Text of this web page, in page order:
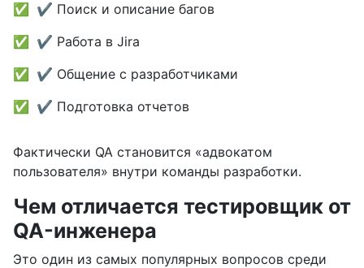
✔ Поиск и описание багов
✔ Работа в Jira
✔ Общение с разработчиками
✔ Подготовка отчетов
Фактически QA становится «адвокатом
пользователя» внутри команды разработки.
Чем отличается тестировщик от
QA-инженера
Это один из самых популярных вопросов среди